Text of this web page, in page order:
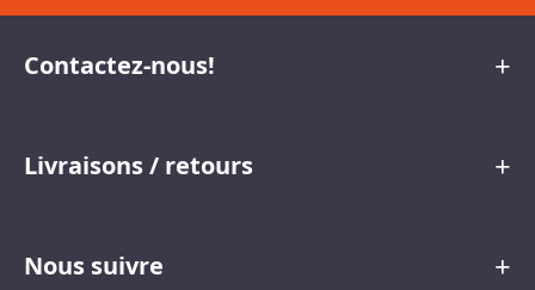
Contactez-nous!
Livraisons / retours
Nous suivre